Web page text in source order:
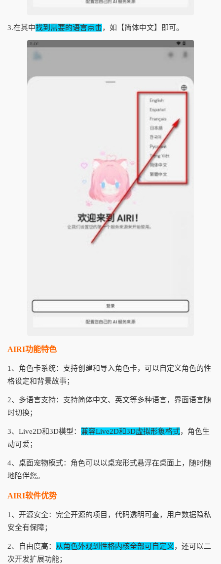
3.在其中找到需要的语言点击，如【简体中文】即可。
AIRI功能特色
1、角色卡系统：支持创建和导入角色卡，可以自定义角色的性
格设定和背景故事；
2、多语言支持：支持简体中文、英文等多种语言，界面语言随
时切换；
3、Live2D和3D模型： 兼容Live2D和3D虚拟形象格式，角色生
动可爱；
4、桌面宠物模式：角色可以以桌宠形式悬浮在桌面上，随时随
地陪伴您。
AIRI软件优势
1、开源安全：完全开源的项目，代码透明可查，用户数据隐私
安全有保障；
2、自由度高： 从角色外观到性格内核全部可自定义，还可以二
次开发扩展功能；